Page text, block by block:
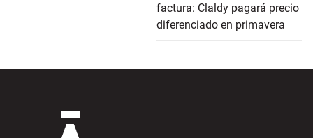
factura: Claldy pagará precio
diferenciado en primavera